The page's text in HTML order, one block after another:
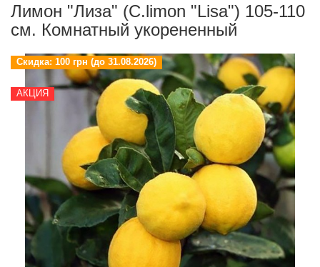
Лимон "Лиза" (C.limon "Lisa") 105-110
см. Комнатный укорененный
АКЦИЯ
Скидка: 100 грн (до 31.08.2026)